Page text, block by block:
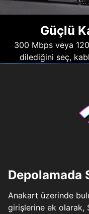
Güçlü
300 Mbps veya
dilediğini seç,
Depolamada
Anakart üzerinde
girişlerine ek olarak,